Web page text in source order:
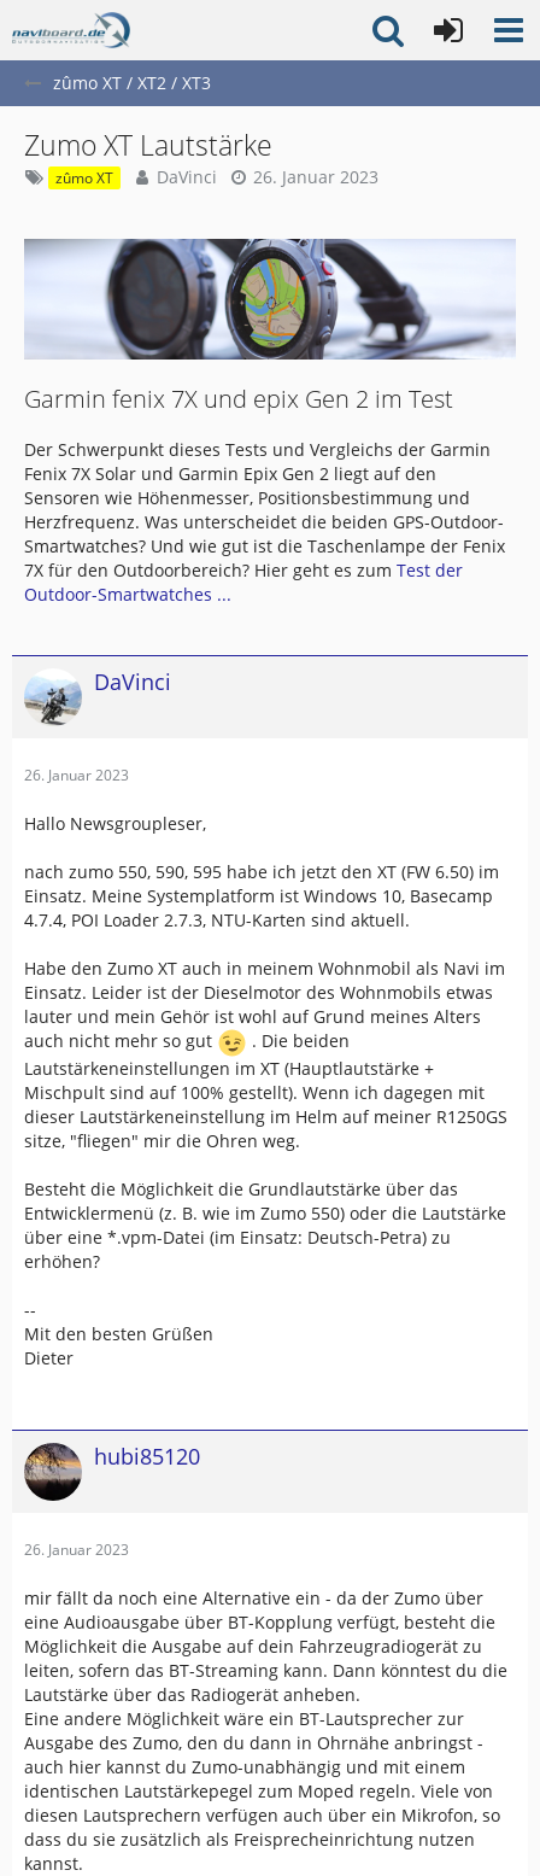
zûmo XT / XT2 / XT3
Zumo XT Lautstärke
zûmo XT DaVinci 26. Januar 2023
Garmin fenix 7X und epix Gen 2 im Test
Der Schwerpunkt dieses Tests und Vergleichs der Garmin
Fenix 7X Solar und Garmin Epix Gen 2 liegt auf den
Sensoren wie Höhenmesser, Positionsbestimmung und
Herzfrequenz. Was unterscheidet die beiden GPS-Outdoor-
Smartwatches? Und wie gut ist die Taschenlampe der Fenix
7X für den Outdoorbereich? Hier geht es zum Test der
Outdoor-Smartwatches ...
DaVinci
26. Januar 2023
Hallo Newsgroupleser,
nach zumo 550, 590, 595 habe ich jetzt den XT (FW 6.50) im
Einsatz. Meine Systemplatform ist Windows 10, Basecamp
4.7.4, POI Loader 2.7.3, NTU-Karten sind aktuell.
Habe den Zumo XT auch in meinem Wohnmobil als Navi im
Einsatz. Leider ist der Dieselmotor des Wohnmobils etwas
lauter und mein Gehör ist wohl auf Grund meines Alters
auch nicht mehr so gut
. Die beiden
Lautstärkeneinstellungen im XT (Hauptlautstärke +
Mischpult sind auf 100% gestellt). Wenn ich dagegen mit
dieser Lautstärkeneinstellung im Helm auf meiner R1250GS
sitze, "fliegen" mir die Ohren weg.
Besteht die Möglichkeit die Grundlautstärke über das
Entwicklermenü (z. B. wie im Zumo 550) oder die Lautstärke
über eine *.vpm-Datei (im Einsatz: Deutsch-Petra) zu
erhöhen?
--
Mit den besten Grüßen
Dieter
hubi85120
26. Januar 2023
mir fällt da noch eine Alternative ein - da der Zumo über
eine Audioausgabe über BT-Kopplung verfügt, besteht die
Möglichkeit die Ausgabe auf dein Fahrzeugradiogerät zu
leiten, sofern das BT-Streaming kann. Dann könntest du die
Lautstärke über das Radiogerät anheben.
Eine andere Möglichkeit wäre ein BT-Lautsprecher zur
Ausgabe des Zumo, den du dann in Ohrnähe anbringst -
auch hier kannst du Zumo-unabhängig und mit einem
identischen Lautstärkepegel zum Moped regeln. Viele von
diesen Lautsprechern verfügen auch über ein Mikrofon, so
dass du sie zusätzlich als Freisprecheinrichtung nutzen
kannst.